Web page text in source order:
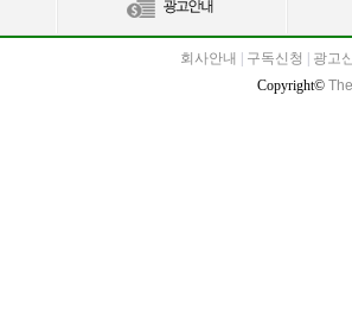
회사안내 구독신청
광고
Copyright©